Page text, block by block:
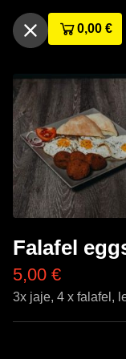
0,00 €
Falafel
5,00 €
3x jaje, 4 x falafel,